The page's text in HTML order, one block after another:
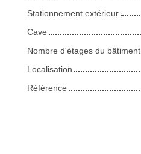
Stationnement extérieur
Cave
Nombre d'étages du bâtiment
Localisation
Référence